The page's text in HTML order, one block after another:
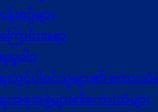
န်းစဉ်များ
ောင်းအရာ
းမူဝါဒ
ရေးတွင်ပါဝင်သူများ၏ စကားသံမ
ရေးအစုအဖွဲ့များ၏စကားသံများ